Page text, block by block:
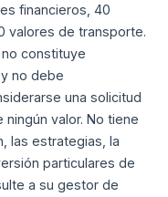
financieros, 40
valores de transporte.
constituye
no debe
una solicitud
valor. No tiene
las estrategias, la
particulares de
a su gestor de